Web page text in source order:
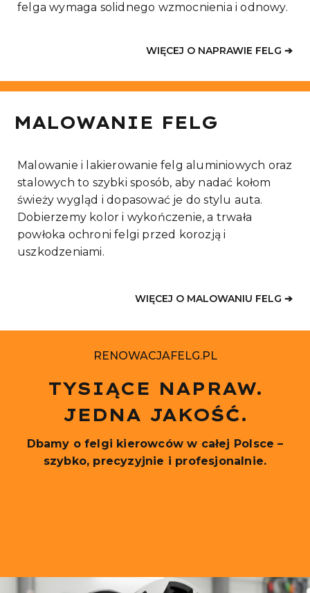
felga wymaga solidnego wzmocnienia i odnowy.
WIĘCEJ O NAPRAWIE FELG ➔
MALOWANIE FELG
Malowanie i lakierowanie felg aluminiowych oraz
stalowych to szybki sposób, aby nadać kołom
świeży wygląd i dopasować je do stylu auta.
Dobierzemy kolor i wykończenie, a trwała
powłoka ochroni felgi przed korozją i
uszkodzeniami.
WIĘCEJ O MALOWANIU FELG ➔
RENOWACJAFELG.PL
TYSIĄCE NAPRAW.
JEDNA JAKOŚĆ.
Dbamy o felgi kierowców w całej Polsce –
szybko, precyzyjnie i profesjonalnie.